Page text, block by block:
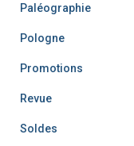
Paléographie
Pologne
Promotions
Revue
Soldes